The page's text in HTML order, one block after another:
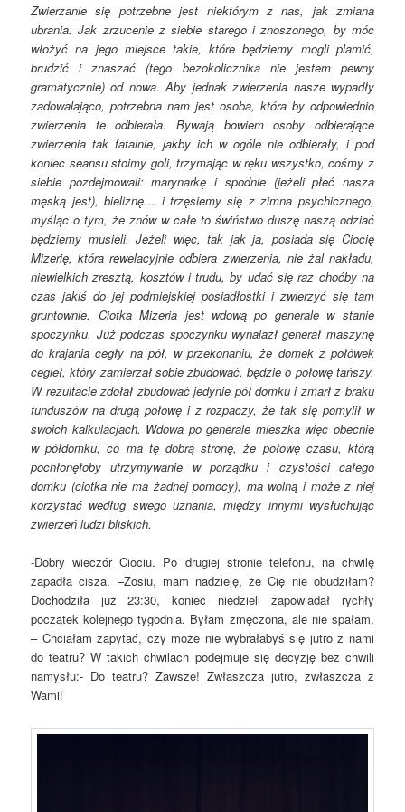
Zwierzanie się potrzebne jest niektórym z nas, jak zmiana
ubrania. Jak zrzucenie z siebie starego i znoszonego, by móc
włożyć na jego miejsce takie, które będziemy mogli plamić,
brudzić i znaszać (tego bezokolicznika nie jestem pewny
gramatycznie) od nowa. Aby jednak zwierzenia nasze wypadły
zadowalająco, potrzebna nam jest osoba, która by odpowiednio
zwierzenia te odbierała. Bywają bowiem osoby odbierające
zwierzenia tak fatalnie, jakby ich w ogóle nie odbierały, i pod
koniec seansu stoimy goli, trzymając w ręku wszystko, cośmy z
siebie pozdejmowali: marynarkę i spodnie (jeżeli płeć nasza
męską jest), bieliznę… i trzęsiemy się z zimna psychicznego,
myśląc o tym, że znów w całe to świństwo duszę naszą odziać
będziemy musieli. Jeżeli więc, tak jak ja, posiada się Ciocię
Mizerię, która rewelacyjnie odbiera zwierzenia, nie żal nakładu,
niewielkich zresztą, kosztów i trudu, by udać się raz choćby na
czas jakiś do jej podmiejskiej posiadłostki i zwierzyć się tam
gruntownie. Ciotka Mizeria jest wdową po generale w stanie
spoczynku. Już podczas spoczynku wynalazł generał maszynę
do krajania cegły na pół, w przekonaniu, że domek z połówek
cegieł, który zamierzał sobie zbudować, będzie o połowę tańszy.
W rezultacie zdołał zbudować jedynie pół domku i zmarł z braku
funduszów na drugą połowę i z rozpaczy, że tak się pomylił w
swoich kalkulacjach. Wdowa po generale mieszka więc obecnie
w półdomku, co ma tę dobrą stronę, że połowę czasu, którą
pochłonęłoby utrzymywanie w porządku i czystości całego
domku (ciotka nie ma żadnej pomocy), ma wolną i może z niej
korzystać według swego uznania, między innymi wysłuchując
zwierzeń ludzi bliskich.
-Dobry wieczór Ciociu. Po drugiej stronie telefonu, na chwilę
zapadła cisza. –Zosiu, mam nadzieję, że Cię nie obudziłam?
Dochodziła już 23:30, koniec niedzieli zapowiadał rychły
początek kolejnego tygodnia. Byłam zmęczona, ale nie spałam.
– Chciałam zapytać, czy może nie wybrałabyś się jutro z nami
do teatru? W takich chwilach podejmuje się decyzję bez chwili
namysłu:- Do teatru? Zawsze! Zwłaszcza jutro, zwłaszcza z
Wami!